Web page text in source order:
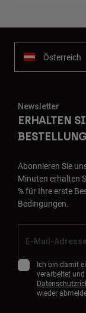
Österreich
Newsletter
ERHALTEN
Abonnieren Sie
Minuten erhalten
% für Ihre erste
Bedingungen.
Ich bin damit
verarbeitet
wieder